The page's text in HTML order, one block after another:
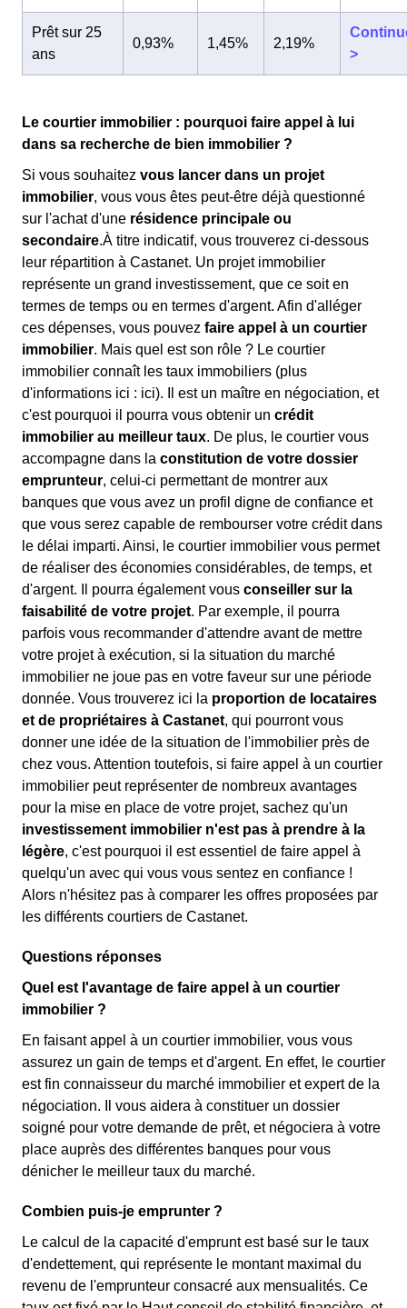
Prêt sur 25
ans
0,93% 1,45% 2,19%
>
Le courtier immobilier : pourquoi faire appel à lui
dans sa recherche de bien immobilier ?
Si vous souhaitez vous lancer dans un projet
immobilier, vous vous êtes peut-être déjà questionné
sur l'achat d'une résidence principale ou
secondaire.À titre indicatif, vous trouverez ci-dessous
leur répartition à Castanet. Un projet immobilier
représente un grand investissement, que ce soit en
termes de temps ou en termes d'argent. Afin d'alléger
ces dépenses, vous pouvez faire appel à un courtier
immobilier. Mais quel est son rôle ? Le courtier
immobilier connaît les taux immobiliers (plus
d'informations ici : ici). Il est un maître en négociation, et
c'est pourquoi il pourra vous obtenir un crédit
immobilier au meilleur taux. De plus, le courtier vous
accompagne dans la constitution de votre dossier
emprunteur, celui-ci permettant de montrer aux
banques que vous avez un profil digne de confiance et
que vous serez capable de rembourser votre crédit dans
le délai imparti. Ainsi, le courtier immobilier vous permet
de réaliser des économies considérables, de temps, et
d'argent. Il pourra également vous conseiller sur la
faisabilité de votre projet. Par exemple, il pourra
parfois vous recommander d'attendre avant de mettre
votre projet à exécution, si la situation du marché
immobilier ne joue pas en votre faveur sur une période
donnée. Vous trouverez ici la proportion de locataires
et de propriétaires à Castanet, qui pourront vous
donner une idée de la situation de l'immobilier près de
chez vous. Attention toutefois, si faire appel à un courtier
immobilier peut représenter de nombreux avantages
pour la mise en place de votre projet, sachez qu'un
investissement immobilier n'est pas à prendre à la
légère, c'est pourquoi il est essentiel de faire appel à
quelqu'un avec qui vous vous sentez en confiance !
Alors n'hésitez pas à comparer les offres proposées par
les différents courtiers de Castanet.
Questions réponses
Quel est l'avantage de faire appel à un courtier
immobilier ?
En faisant appel à un courtier immobilier, vous vous
assurez un gain de temps et d'argent. En effet, le courtier
est fin connaisseur du marché immobilier et expert de la
négociation. Il vous aidera à constituer un dossier
soigné pour votre demande de prêt, et négociera à votre
place auprès des différentes banques pour vous
dénicher le meilleur taux du marché.
Combien puis-je emprunter ?
Le calcul de la capacité d'emprunt est basé sur le taux
d'endettement, qui représente le montant maximal du
revenu de l'emprunteur consacré aux mensualités. Ce